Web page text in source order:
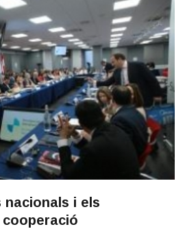
nacionals i els